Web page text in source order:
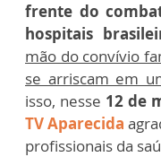
frente do
hospitais
mão do convívio
se arriscam em
isso, nesse 12 de
TV Aparecida
profissionais da